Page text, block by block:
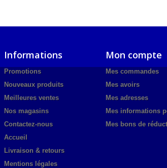
Informations
Promotions
Nouveaux produits
Meilleures ventes
Nos magasins
Contactez-nous
Accueil
Livraison & retours
Mentions légales
Mon compte
Mes commandes
Mes avoirs
Mes adresses
Mes informations
Mes bons de